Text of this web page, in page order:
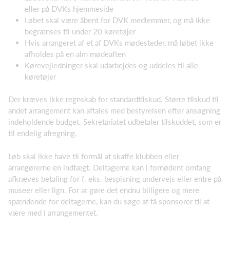
eller på DVKs hjemmeside
Løbet skal være åbent for DVK medlemmer, og må ikke
begrænses til under 20 køretøjer
Hvis arrangeret af et af DVKs mødesteder, må løbet ikke
afholdes på en alm mødeaften
Kørevejledninger skal udarbejdes og uddeles til alle
køretøjer
Der kræves ikke regnskab for standardtilskud. Større tilskud til
andet arrangement kan aftales med bestyrelsen efter ansøgning
indeholdende budget. Sekretariatet udbetaler tilskuddet, som er
til endelig afregning.
Løb skal ikke have til formål at skaffe klubben eller
arrangørerne en indtægt. Deltagerne kan i fornødent omfang
afkræves betaling for f. eks. bespisning undervejs eller entre på
museer eller lign. For at gøre det endnu billigere og mere
spændende for deltagerne, kan du søge at få sponsorer til at
være med i arrangementet.